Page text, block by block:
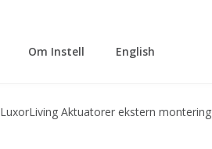
Om Instell English
LuxorLiving Aktuatorer ekstern montering